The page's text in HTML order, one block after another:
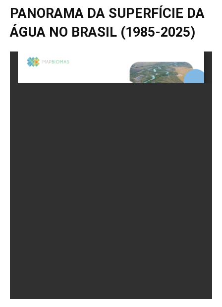
PANORAMA DA SUPERFÍCIE DA
ÁGUA NO BRASIL (1985-2025)